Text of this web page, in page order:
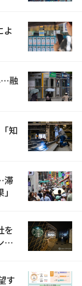
よ
…融
知
滞
を
ト
す